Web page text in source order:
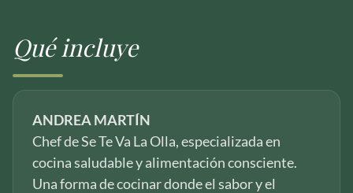
Qué incluye
ANDREA MARTÍN
Chef de Se Te Va La Olla, especializada en
cocina saludable y alimentación consciente.
Una forma de cocinar donde el sabor y el